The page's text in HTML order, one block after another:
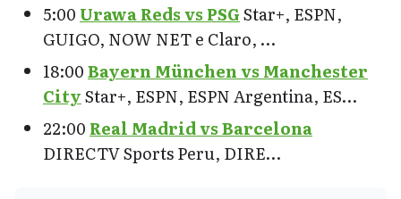
5:00 Urawa Reds vs PSGStar+, ESPN,
GUIGO, NOW NET e Claro, …
18:00Bayern München vs Manchester
CityStar+, ESPN, ESPN Argentina, ES…
22:00 Real Madrid vs Barcelona
DIRECTV Sports Peru, DIRE…